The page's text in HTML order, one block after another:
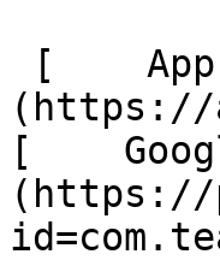
(https://
[
(https://